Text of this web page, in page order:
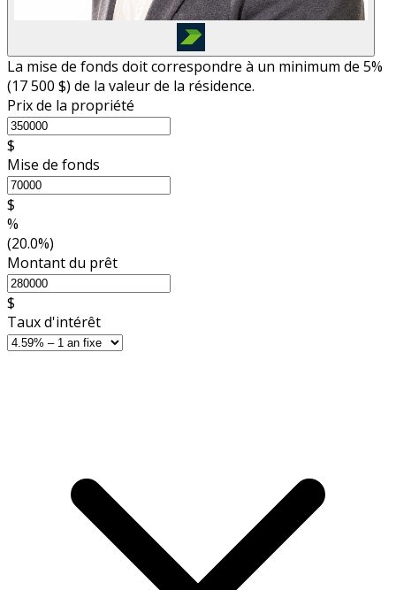
La mise de fonds doit correspondre à un minimum de 5%
(17 500 $) de la valeur de la résidence.
Prix de la propriété
$
Mise de fonds
$
%
(20.0%)
Montant du prêt
$
Taux d'intérêt